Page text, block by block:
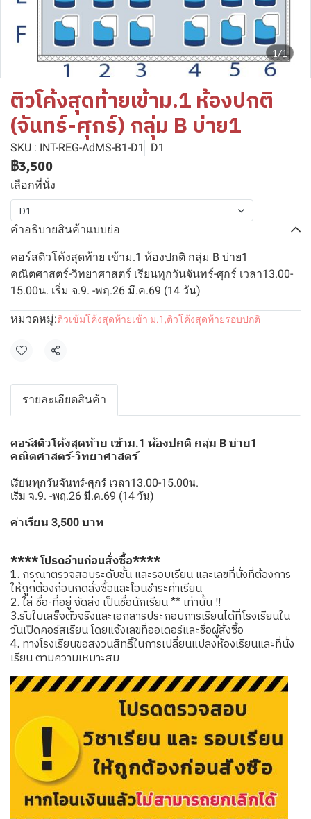
1/1
ติวโค้งสุดท้ายเข้าม.1 ห้องปกติ
(จันทร์-ศุกร์) กลุ่ม B บ่าย1
SKU : INT-REG-AdMS-B1-D1 D1
฿3,500
เลือกที่นั่ง
D1
คำอธิบายสินค้าแบบย่อ
คอร์สติวโค้งสุดท้าย เข้าม.1 ห้องปกติ กลุ่ม B บ่าย1
คณิตศาสตร์-วิทยาศาสตร์ เรียนทุกวันจันทร์-ศุกร์ เวลา13.00-
15.00น. เริ่ม จ.9. -พฤ.26 มี.ค.69 (14 วัน)
หมวดหมู่:ติวเข้มโค้งสุดท้ายเข้า ม.1 ,ติวโค้งสุดท้ายรอบปกติ
แชร์
รายละเอียดสินค้า
คอร์สติวโค้งสุดท้าย เข้าม.1 ห้องปกติ กลุ่ม B บ่าย1
คณิตศาสตร์-วิทยาศาสตร์
เรียนทุกวันจันทร์-ศุกร์ เวลา13.00-15.00น.
เริ่ม จ.9. -พฤ.26 มี.ค.69 (14 วัน)
ค่าเรียน 3,500 บาท
**** โปรดอ่านก่อนสั่งซื้อ****
1. กรุณาตรวจสอบระดับชั้น และรอบเรียน และเลขที่นั่งที่ต้องการ
ให้ถูกต้องก่อนกดสั่งซื้อและโอนชำระค่าเรียน
2. ใส่ ชื่อ-ที่อยู่ จัดส่ง เป็นชื่อนักเรียน ** เท่านั้น !!
3.รับใบเสร็จตัวจริงและเอกสารประกอบการเรียนได้ที่โรงเรียนใน
วันเปิดคอร์สเรียน โดยแจ้งเลขที่ออเดอร์และชื่อผู้สั่งซื้อ
4. ทางโรงเรียนขอสงวนสิทธิ์ในการเปลี่ยนแปลงห้องเรียนและที่นั่ง
เรียน ตามความเหมาะสม